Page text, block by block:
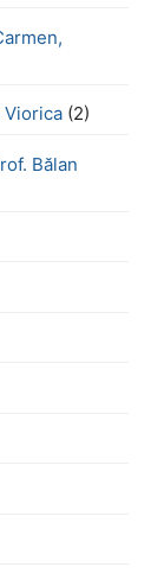
Viorica (2)
Bălan